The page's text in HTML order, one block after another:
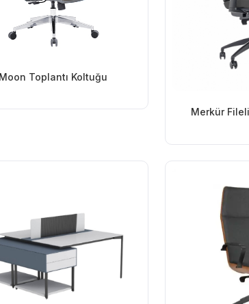
Moon Toplantı Koltuğu
Merkür